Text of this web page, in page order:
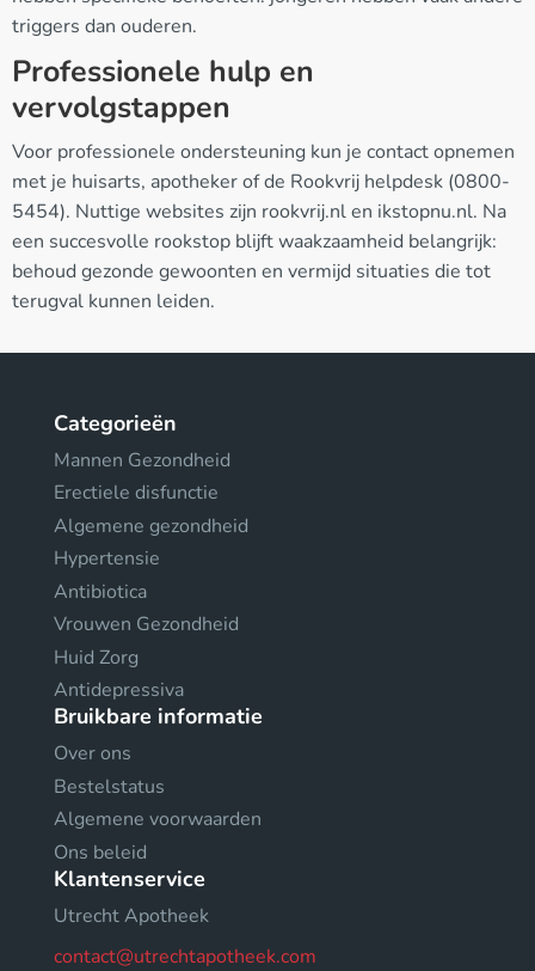
triggers dan ouderen.
Professionele hulp en
vervolgstappen
Voor professionele ondersteuning kun je contact opnemen
met je huisarts, apotheker of de Rookvrij helpdesk (0800-
5454). Nuttige websites zijn rookvrij.nl en ikstopnu.nl. Na
een succesvolle rookstop blijft waakzaamheid belangrijk:
behoud gezonde gewoonten en vermijd situaties die tot
terugval kunnen leiden.
Categorieën
Mannen Gezondheid
Erectiele disfunctie
Algemene gezondheid
Hypertensie
Antibiotica
Vrouwen Gezondheid
Huid Zorg
Antidepressiva
Bruikbare informatie
Over ons
Bestelstatus
Algemene voorwaarden
Ons beleid
Klantenservice
Utrecht Apotheek
contact@utrechtapotheek.com